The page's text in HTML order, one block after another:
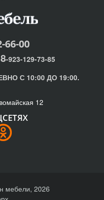
66-00
8-923-129-73-85
С 10:00 ДО 19:00.
12
мебели, 2026